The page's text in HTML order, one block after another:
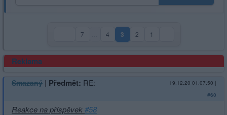
7 4 3(aktuální strana)
2 1
Reklama
Smazaný | Předmět: RE: 19.12.20 01:07:50 |
#60
Reakce na příspěvek#58